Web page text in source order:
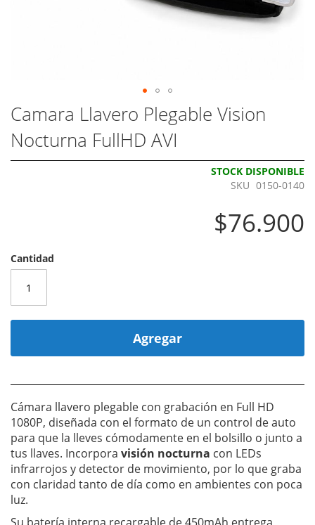
Camara Llavero Plegable Vision
Nocturna FullHD AVI
STOCK DISPONIBLE
SKU 0150-0140
$76.900
Cantidad
Agregar
Cámara llavero plegable con grabación en Full HD
1080P, diseñada con el formato de un control de auto
para que la lleves cómodamente en el bolsillo o junto a
tus llaves. Incorpora visión nocturna con LEDs
infrarrojos y detector de movimiento, por lo que graba
con claridad tanto de día como en ambientes con poca
luz.
Skip
to
the
beginning
of